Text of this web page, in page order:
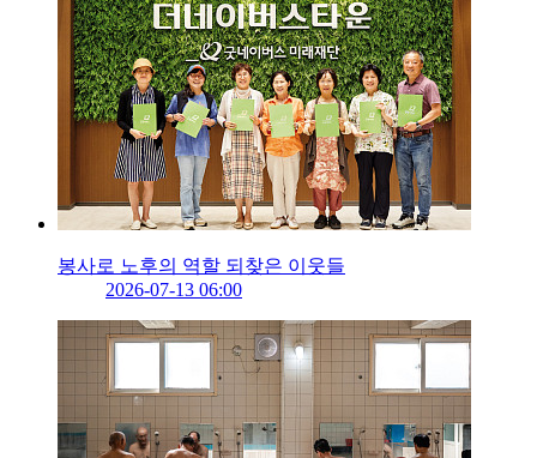
봉사로 노후의 역할 되찾은 이웃들
2026-07-13 06:00